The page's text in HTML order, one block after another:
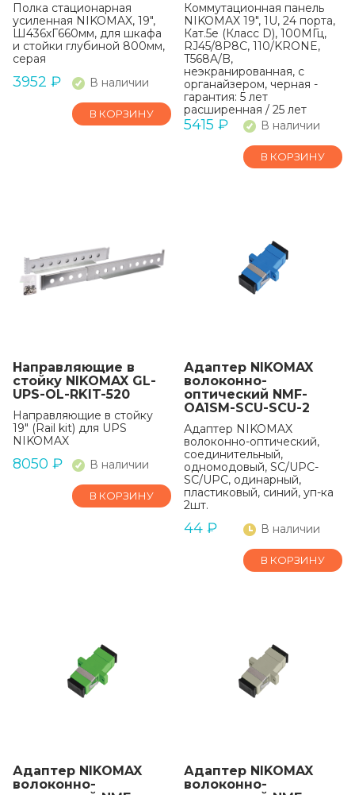
Полка стационарная
усиленная NIKOMAX, 19",
Ш436хГ660мм, для шкафа
и стойки глубиной 800мм,
серая
3952 ₽ В наличии
В КОРЗИНУ
Коммутационная панель
NIKOMAX 19", 1U, 24 порта,
Кат.5e (Класс D), 100МГц,
RJ45/8P8C, 110/KRONE,
T568A/B,
неэкранированная, с
органайзером, черная -
гарантия: 5 лет
расширенная / 25 лет
системная
5415 ₽ В наличии
В КОРЗИНУ
Направляющие в
стойку NIKOMAX GL-
UPS-OL-RKIT-520
Направляющие в стойку
19" (Rail kit) для UPS
NIKOMAX
8050 ₽ В наличии
В КОРЗИНУ
Адаптер NIKOMAX
волоконно-
оптический NMF-
OA1SM-SCU-SCU-2
Адаптер NIKOMAX
волоконно-оптический,
соединительный,
одномодовый, SC/UPC-
SC/UPC, одинарный,
пластиковый, синий, уп-ка
2шт.
44 ₽ В наличии
В КОРЗИНУ
Адаптер NIKOMAX
волоконно-
Адаптер NIKOMAX
волоконно-